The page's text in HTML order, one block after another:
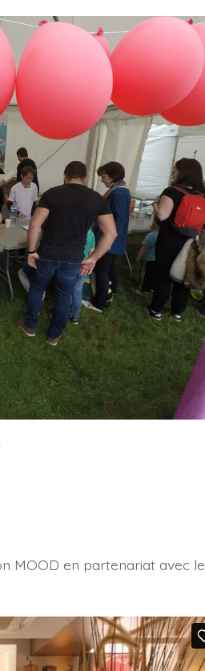
MOOD en partenariat avec le